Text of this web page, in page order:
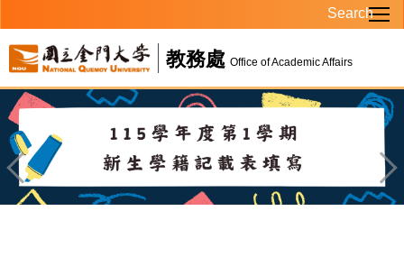
到
主
要
內
容
區
教務處 Office of Academic Affairs
Search